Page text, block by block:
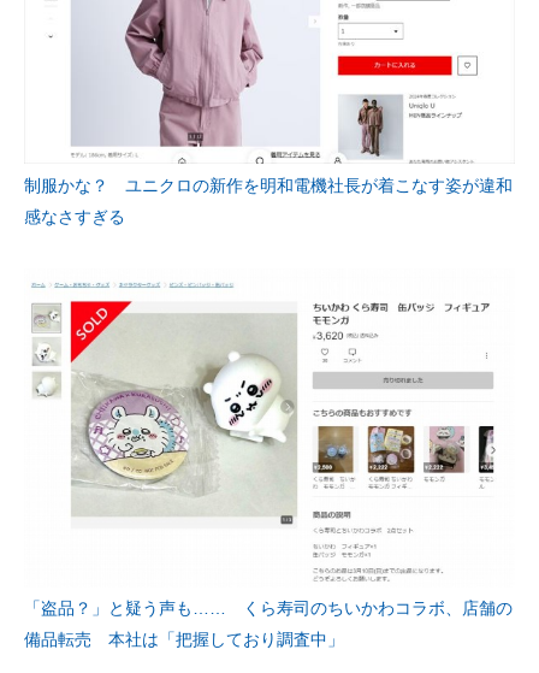
制服かな？ ユニクロの新作を明和電機社長が着こなす姿が違和
感なさすぎる
「盗品？」と疑う声も…… くら寿司のちいかわコラボ、店舗の
備品転売 本社は「把握しており調査中」